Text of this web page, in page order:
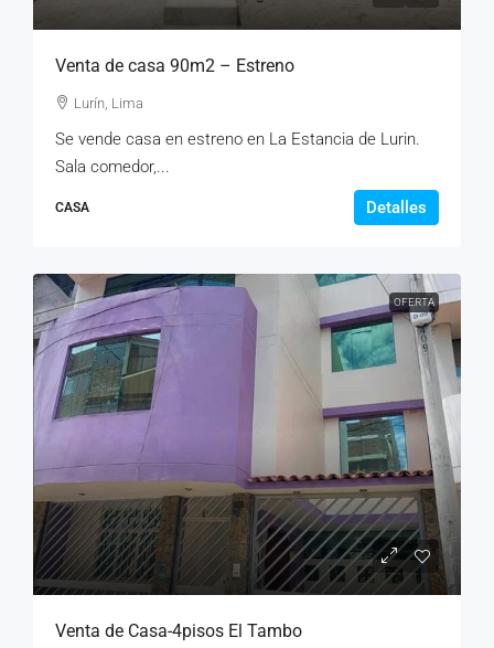
Venta de casa 90m2 – Estreno
Lurín, Lima
Se vende casa en estreno en La Estancia de Lurin.
Sala comedor,...
CASA Detalles
OFERTA
Venta de Casa-4pisos El Tambo